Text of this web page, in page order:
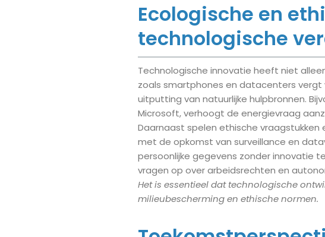
Ecologische en
technologische
Technologische innovatie heeft niet
zoals smartphones en datacenters
uitputting van natuurlijke hulpbronnen.
Microsoft, verhoogt de energievraag
Daarnaast spelen ethische vraagstukken
met de opkomst van surveillance en
persoonlijke gegevens zonder innovatie
vragen op over arbeidsrechten en
Het is essentieel dat technologische
milieubescherming en ethische normen.